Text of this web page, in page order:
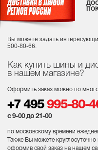
Как купить шины и
в нашем магазине?
Оформить заказ можно по
+7 495 995-80-
с 9-00 до 21-00
по московскому времени
Также Вы можете
оформив свой заказ на нашем
Вы можете задать
500-80-66.